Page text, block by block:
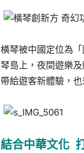
橫琴被中國定位為
琴島上，夜間遊樂
帶給遊客新體驗，
結合中華文化